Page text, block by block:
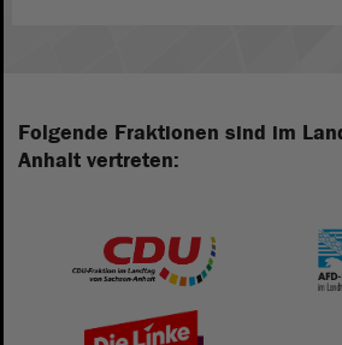
Folgende Fraktionen sind im
Anhalt vertreten: